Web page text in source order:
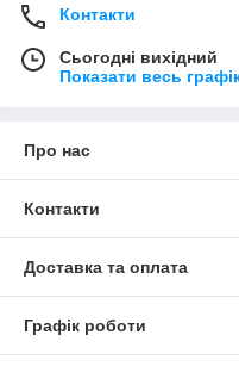
Контакти
Сьогодні вихідний
Показати весь
Про нас
Контакти
Доставка та оплата
Графік роботи